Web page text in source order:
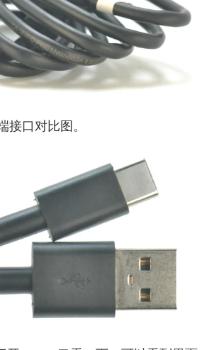
接口对比图。